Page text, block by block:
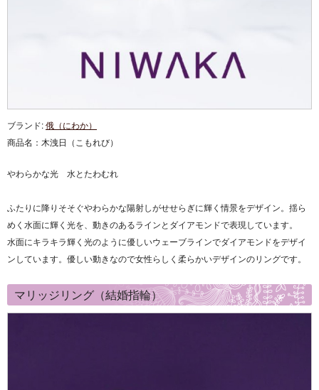
ブランド:俄（にわか）
商品名： 木洩日（こもれび）
やわらかな光 水とたわむれ
ふたりに降りそそぐやわらかな陽射しがせせらぎに輝く情景をデザイン。揺ら
めく水面に輝く光を、動きのあるラインとダイアモンドで表現しています。
水面にキラキラ輝く光のように優しいウェーブラインでダイアモンドをデザイ
ンしています。優しい動きなので女性らしく柔らかいデザインのリングです。
マリッジリング（結婚指輪）